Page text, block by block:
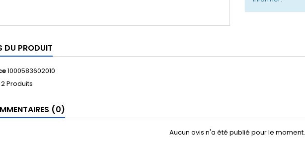
DU PRODUIT
1000583602010
2 Produits
(0)
Aucun avis n'a été publié pour le moment.